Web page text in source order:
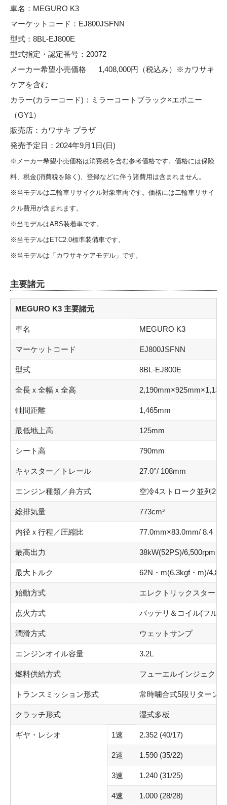
車名：MEGURO K3
マーケットコード：EJ800JSFNN
型式：8BL-EJ800E
型式指定・認定番号：20072
メーカー希望小売価格 1,408,000円（税込み）※カワサキ
ケアを含む
カラー(カラーコード)：ミラーコートブラック×エボニー
（GY1）
販売店：カワサキ プラザ
発売予定日：2024年9月1日(日)
※メーカー希望小売価格は消費税を含む参考価格です。価格には保険
料、税金(消費税を除く)、登録などに伴う諸費用は含まれません。
※当モデルは二輪車リサイクル対象車両です。価格には二輪車リサイ
クル費用が含まれます。
※当モデルはABS装着車です。
※当モデルはETC2.0標準装備車です。
※当モデルは「カワサキケアモデル」です。
主要諸元
MEGURO K3 主要諸元
車名 MEGURO K3
マーケットコード EJ800JSFNN
型式 8BL-EJ800E
全長ｘ全幅ｘ全高
軸間距離 1,465mm
最低地上高 125mm
シート高 790mm
キャスター／トレール 27.0°/ 108mm
エンジン種類／弁方式 空冷4ストローク並列2気
総排気量 773cm³
内径ｘ行程／圧縮比 77.0mm×83.0mm/ 8.4：1
最高出力 38kW(52PS)/6,500rpm
最大トルク 62N・m(6.3kgf・m)/
始動方式 エレクトリックスタータ
点火方式 バッテリ＆コイル(フル
潤滑方式 ウェットサンプ
エンジンオイル容量 3.2L
燃料供給方式 フューエルインジェクシ
トランスミッション形式 常時噛合式5段リターン
クラッチ形式 湿式多板
ギヤ・レシオ 1速 2.352 (40/17)
2速 1.590 (35/22)
3速 1.240 (31/25)
4速 1.000 (28/28)